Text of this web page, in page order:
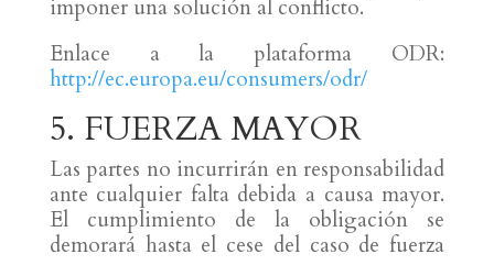
imponer una solución al conflicto.
Enlace a la plataforma ODR:
http://ec.europa.eu/consumers/odr/
5. FUERZA MAYOR
Las partes no incurrirán en responsabilidad
ante cualquier falta debida a causa mayor.
El cumplimiento de la obligación se
demorará hasta el cese del caso de fuerza